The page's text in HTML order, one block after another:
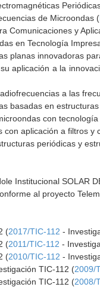
de Microondas (
Comunicaciones y
en Tecnología
planas innovadoras
aplicación a la
a las
basadas en
con
aplicación a filtros
periódicas y
Institucional SOLAR
al proyecto
(2017/TIC-112 -
(2011/TIC-112 -
(2010/TIC-112 -
TIC-112 (2009/
TIC-112 (2008/